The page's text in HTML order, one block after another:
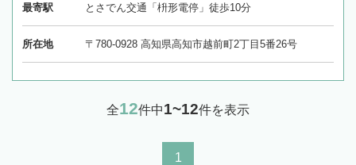
最寄駅 とさでん交通「枡形電停」徒歩10分
所在地 〒780-0928 高知県高知市越前町2丁目5番26号
全12件中1~12件を表示
1